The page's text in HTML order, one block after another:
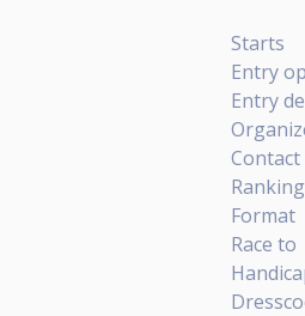
Starts
Entry
Entry
Contact
Format
Race to